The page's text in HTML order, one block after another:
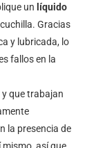
un líquido
Gracias
y lubricada, lo
fallos en la
que trabajan
la presencia de
así que